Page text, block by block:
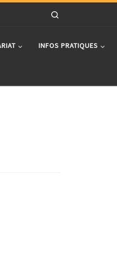
INFOS PRATIQUES